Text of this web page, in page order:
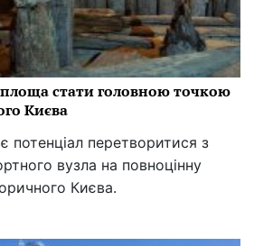
стати головною точкою
Києва
перетворитися з
вузла на повноцінну
Києва.